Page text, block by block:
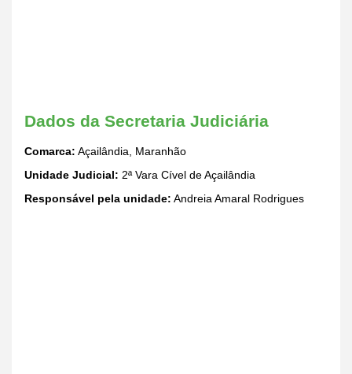
Dados da Secretaria Judiciária
Comarca: Açailândia, Maranhão
Unidade Judicial: 2ª Vara Cível de Açailândia
Responsável pela unidade: Andreia Amaral Rodrigues